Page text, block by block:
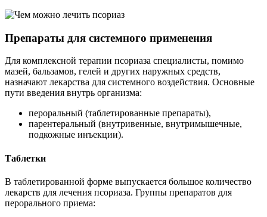
Препараты для системного применения
Для комплексной терапии псориаза специалисты, помимо
мазей, бальзамов, гелей и других наружных средств,
назначают лекарства для системного воздействия. Основные
пути введения внутрь организма:
пероральный (таблетированные препараты),
парентеральный (внутривенные, внутримышечные,
подкожные инъекции).
Таблетки
В таблетированной форме выпускается большое количество
лекарств для лечения псориаза. Группы препаратов для
перорального приема: